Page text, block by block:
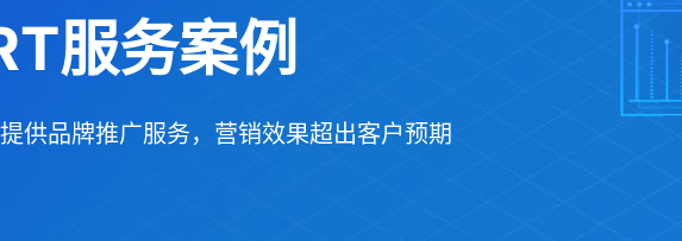
服务案例
供品牌推广服务，营销效果超出客户预期